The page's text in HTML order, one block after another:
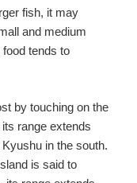
fish, it may
and medium
tends to
by touching on the
range extends
in the south.
is said to